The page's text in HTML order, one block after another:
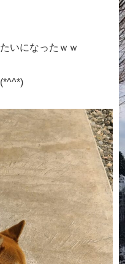
いになったｗｗ